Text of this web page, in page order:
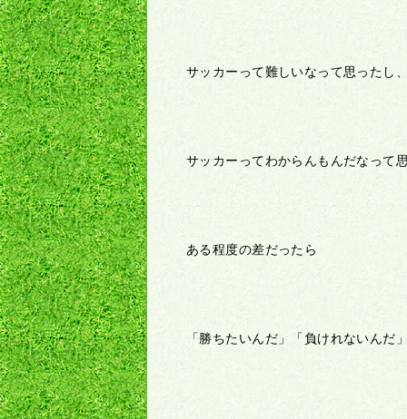
サッカーって難しいなって思ったし
サッカーってわからんもんだなって
ある程度の差だったら
「勝ちたいんだ」「負けれないん